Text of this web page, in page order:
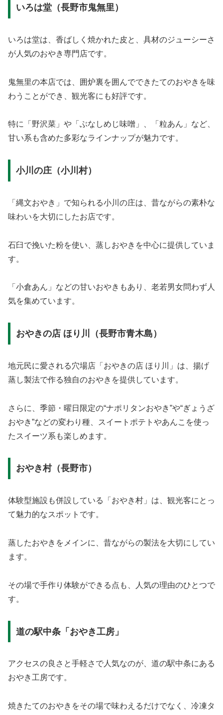
いろは堂（長野市鬼無里）
いろは堂は、香ばしく焼かれた皮と、具材のジューシーさ
が人気のおやき専門店です。
鬼無里の本店では、囲炉裏を囲んでできたてのおやきを味
わうことができ、観光客にも好評です。
特に「野沢菜」や「ぶなしめじ味噌」、「粒あん」など、
甘い系も含めた多彩なラインナップが魅力です。
小川の庄（小川村）
「縄文おやき」で知られる小川の庄は、昔ながらの素朴な
味わいを大切にしたお店です。
石臼で挽いた粉を使い、蒸しおやきを中心に提供していま
す。
「小倉あん」などの甘いおやきもあり、老若男女問わず人
気を集めています。
おやきの店 ほり川（長野市青木島）
地元民に愛される穴場店「おやきの店 ほり川」は、揚げ
蒸し製法で作る独自のおやきを提供しています。
さらに、季節・曜日限定の“ナポリタンおやき”や“ぎょうざ
おやき”などの変わり種、スイートポテトやあんこを使っ
たスイーツ系も楽しめます。
おやき村（長野市）
体験型施設も併設している「おやき村」は、観光客にとっ
て魅力的なスポットです。
蒸したおやきをメインに、昔ながらの製法を大切にしてい
ます。
その場で手作り体験ができる点も、人気の理由のひとつで
す。
道の駅中条「おやき工房」
アクセスの良さと手軽さで人気なのが、道の駅中条にある
おやき工房です。
焼きたてのおやきをその場で味わえるだけでなく、冷凍タ